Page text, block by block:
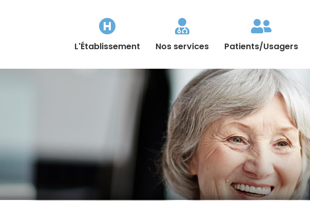

L'Établissement

Nos services

Patients/Usagers